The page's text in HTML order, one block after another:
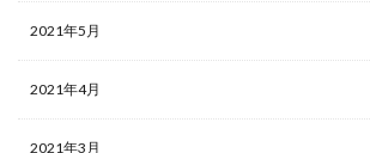
2021年5月
2021年4月
2021年3月